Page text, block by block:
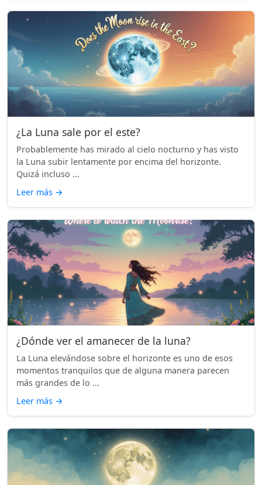
¿La Luna sale por el este?
Probablemente has mirado al cielo nocturno y has visto
la Luna subir lentamente por encima del horizonte.
Quizá incluso ...
Leer más →
¿Dónde ver el amanecer de la luna?
La Luna elevándose sobre el horizonte es uno de esos
momentos tranquilos que de alguna manera parecen
más grandes de lo ...
Leer más →